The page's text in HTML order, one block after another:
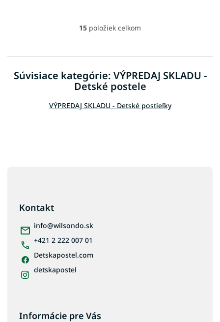
O
á
d
a
c
e
15 položiek celkom
Súvisiace kategórie: VÝPREDAJ SKLADU -
Detské postele
VÝPREDAJ SKLADU - Detské postieľky
Kontakt
info@wilsondo.sk
+421 2 222 007 01
Detskapostel.com
detskapostel
Informácie pre Vás